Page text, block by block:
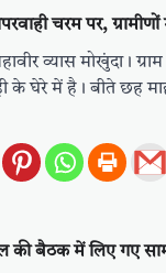
चरम पर,
व्यास मोखुंदा।
के घेरे में है। बीते छह
की बैठक में लिए गए